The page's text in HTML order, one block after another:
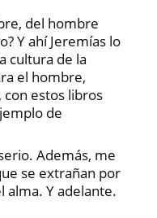
del hombre
Y ahí Jeremías lo
cultura de la
el hombre,
estos libros
de
Además, me
se extrañan por
alma. Y adelante.